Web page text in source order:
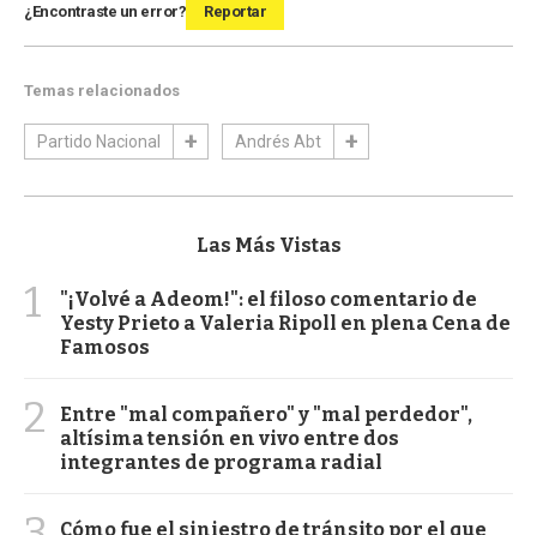
¿Encontraste un error? Reportar
Temas relacionados
Partido Nacional Andrés Abt
Las Más Vistas
1
"¡Volvé a Adeom!": el filoso comentario de
Yesty Prieto a Valeria Ripoll en plena Cena de
Famosos
2
Entre "mal compañero" y "mal perdedor",
altísima tensión en vivo entre dos
integrantes de programa radial
Cómo fue el siniestro de tránsito por el que